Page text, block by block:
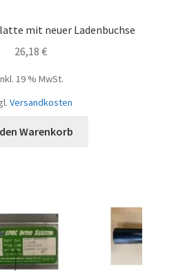
mit neuer Ladenbuchse
26,18 €
19 % MwSt.
Versandkosten
Warenkorb